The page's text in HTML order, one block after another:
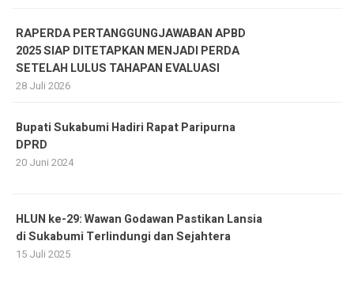
RAPERDA PERTANGGUNGJAWABAN APBD
2025 SIAP DITETAPKAN MENJADI PERDA
SETELAH LULUS TAHAPAN EVALUASI
28 Juli 2026
Bupati Sukabumi Hadiri Rapat Paripurna
DPRD
20 Juni 2024
HLUN ke-29: Wawan Godawan Pastikan Lansia
di Sukabumi Terlindungi dan Sejahtera
15 Juli 2025